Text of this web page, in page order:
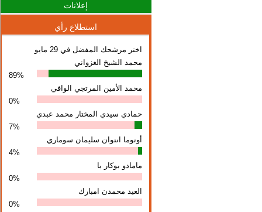
إعلانات
استطلاع رأي
اختر مرشحك المفضل في 29 مايو
محمد الشيخ الغزواني
89%
محمد الأمين المرتجي الوافي
0%
حمادي سيدي المختار محمد عبدي
7%
أوتوما انتوان سلیمان سوماري
4%
مامادو بوكار با
0%
العيد محمدن امبارك
0%